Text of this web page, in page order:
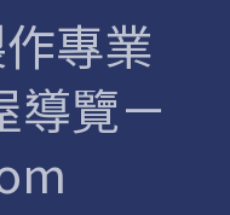
專業
導覽－